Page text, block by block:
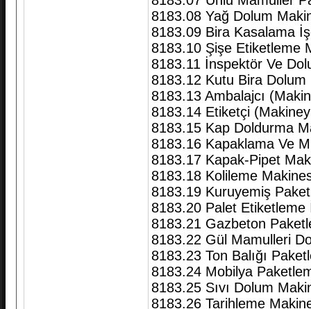
8183.08 Yağ Dolum
8183.09 Bira Kasalama
8183.10 Şişe Etiketleme
8183.11 İnspektör Ve
8183.12 Kutu Bira
8183.13 Ambalajcı
8183.14 Etiketçi
8183.15 Kap Doldurma
8183.16 Kapaklama Ve
8183.17 Kapak-Pipet
8183.18 Kolileme
8183.19 Kuruyemiş
8183.20 Palet Etiketleme
8183.21 Gazbeton
8183.22 Gül Mamulleri
8183.23 Ton Balığı
8183.24 Mobilya
8183.25 Sıvı Dolum
8183.26 Tarihleme